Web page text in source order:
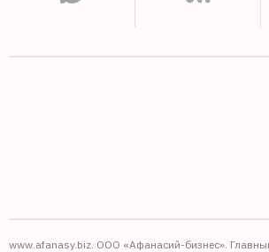
www.afanasy.biz. ООО «Афанасий-бизнес».